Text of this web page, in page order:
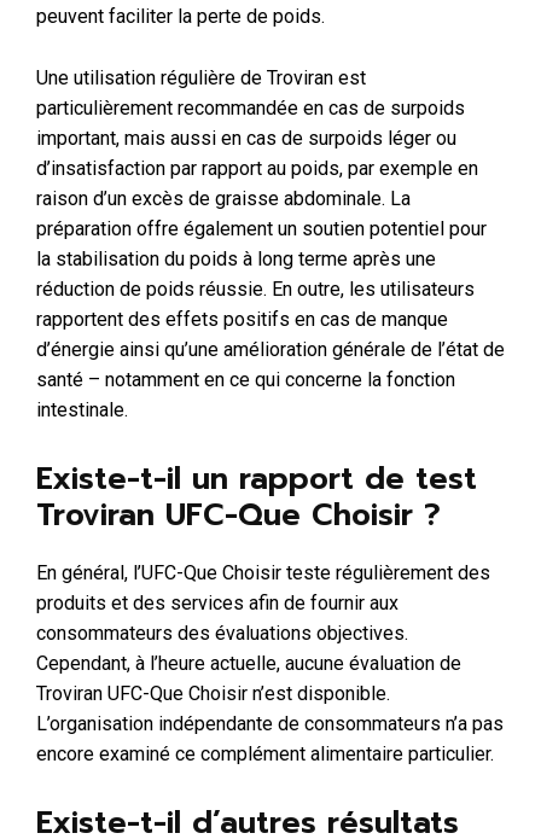
peuvent faciliter la perte de poids.
Une utilisation régulière de Troviran est
particulièrement recommandée en cas de surpoids
important, mais aussi en cas de surpoids léger ou
d’insatisfaction par rapport au poids, par exemple en
raison d’un excès de graisse abdominale. La
préparation offre également un soutien potentiel pour
la stabilisation du poids à long terme après une
réduction de poids réussie. En outre, les utilisateurs
rapportent des effets positifs en cas de manque
d’énergie ainsi qu’une amélioration générale de l’état de
santé – notamment en ce qui concerne la fonction
intestinale.
Existe-t-il un rapport de test
Troviran UFC-Que Choisir ?
En général, l’UFC-Que Choisir teste régulièrement des
produits et des services afin de fournir aux
consommateurs des évaluations objectives.
Cependant, à l’heure actuelle, aucune évaluation de
Troviran UFC-Que Choisir n’est disponible.
L’organisation indépendante de consommateurs n’a pas
encore examiné ce complément alimentaire particulier.
Existe-t-il d’autres résultats